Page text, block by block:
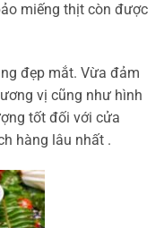
miếng thịt còn được
đẹp mắt. Vừa đảm
vị cũng như hình
tốt đối với cửa
hàng lâu nhất .